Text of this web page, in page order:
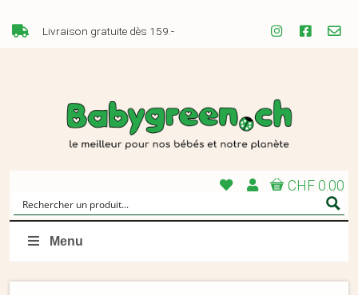
Livraison gratuite dès 159.-
CHF 0.00
Menu